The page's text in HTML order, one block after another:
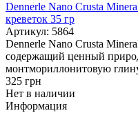
Dennerle Nano Crusta
креветок 35 гр
Артикул: 5864
Dennerle Nano Crusta
содержащий ценный
монтмориллонитовую
325 грн
Нет в наличии
Информация